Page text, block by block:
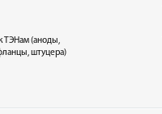
ТЭНам (аноды,
штуцера)